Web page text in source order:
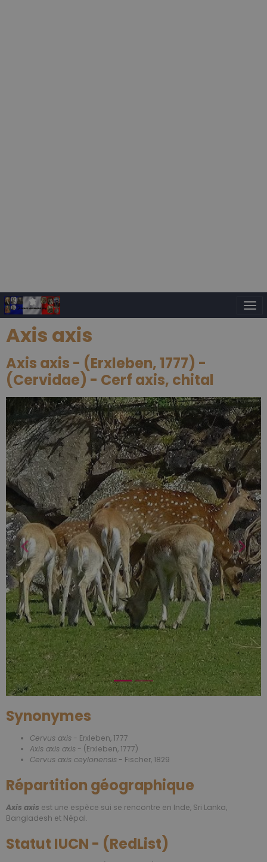
Axis axis
Axis axis - (Erxleben, 1777) -
(Cervidae) - Cerf axis, chital
Synonymes
Cervus axis - Erxleben, 1777
Axis axis axis - (Erxleben, 1777)
Cervus axis ceylonensis - Fischer, 1829
Répartition géographique
Axis axis est une espèce sui se rencontre en Inde, Sri Lanka,
Bangladesh et Népal.
Statut IUCN - (RedList)